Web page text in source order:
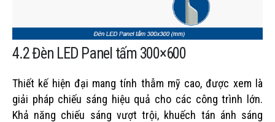
4.2 Đèn LED Panel tấm 300×600
Thiết kế hiện đại mang tính thẫm mỹ cao, được xem là
giải pháp chiếu sáng hiệu quả cho các công trình lớn.
Khả năng chiếu sáng vượt trội, khuếch tán ánh sáng